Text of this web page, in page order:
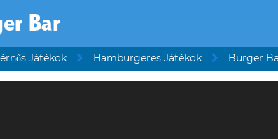
Bar
Játékok Hamburgeres Játékok Burger